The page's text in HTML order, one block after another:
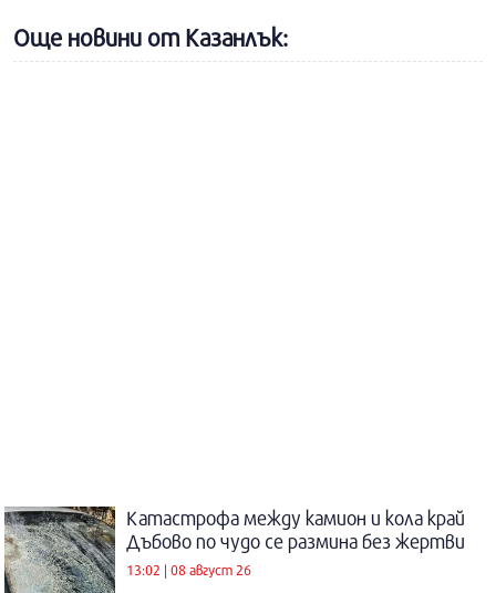
Още новини от Казанлък:
Катастрофа между камион и кола край
Дъбово по чудо се размина без жертви
13:02 | 08 август 26